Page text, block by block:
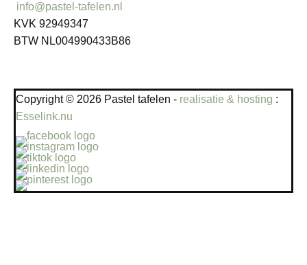
info@pastel-tafelen.nl
KVK 92949347
BTW NL004990433B86
Copyright © 2026 Pastel tafelen - realisatie & hosting :
Esselink.nu